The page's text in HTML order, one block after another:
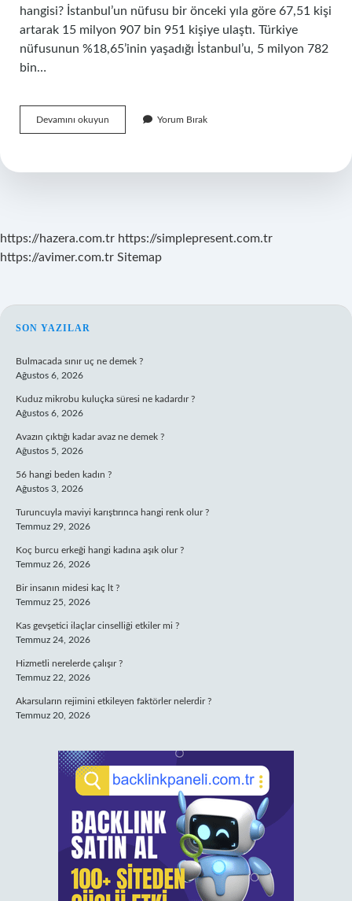
hangisi? İstanbul’un nüfusu bir önceki yıla göre 67,51 kişi
artarak 15 milyon 907 bin 951 kişiye ulaştı. Türkiye
nüfusunun %18,65’inin yaşadığı İstanbul’u, 5 milyon 782
bin…
Devamını okuyun
Mu
Mu
Yorum Bırak
https://hazera.com.tr https://simplepresent.com.tr
https://avimer.com.tr Sitemap
SIDEBAR
SON YAZILAR
Bulmacada sınır uç ne demek ?
Ağustos 6, 2026
Kuduz mikrobu kuluçka süresi ne kadardır ?
Ağustos 6, 2026
Avazın çıktığı kadar avaz ne demek ?
Ağustos 5, 2026
56 hangi beden kadın ?
Ağustos 3, 2026
Turuncuyla maviyi karıştırınca hangi renk olur ?
Temmuz 29, 2026
Koç burcu erkeği hangi kadına aşık olur ?
Temmuz 26, 2026
Bir insanın midesi kaç lt ?
Temmuz 25, 2026
Kas gevşetici ilaçlar cinselliği etkiler mi ?
Temmuz 24, 2026
Hizmetli nerelerde çalışır ?
Temmuz 22, 2026
Akarsuların rejimini etkileyen faktörler nelerdir ?
Temmuz 20, 2026